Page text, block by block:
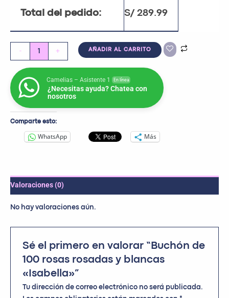
Total del pedido: S/ 289.99
- + AÑADIR AL CARRITO
Camelias – Asistente 1 En línea
¿Necesitas ayuda? Chatea con
nosotros
Comparte esto:
WhatsApp Más
Valoraciones (0)
No hay valoraciones aún.
Sé el primero en valorar “Buchón de
100 rosas rosadas y blancas
«Isabella»”
Tu dirección de correo electrónico no será publicada.